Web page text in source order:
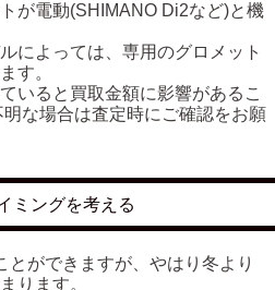
が電動(SHIMANO Di2など)と機
によっては、専用のグロメット
す。
いると買取金額に影響があるこ
な場合は査定時にご確認をお願
ミングを考える
とができますが、やはり冬より
ります。